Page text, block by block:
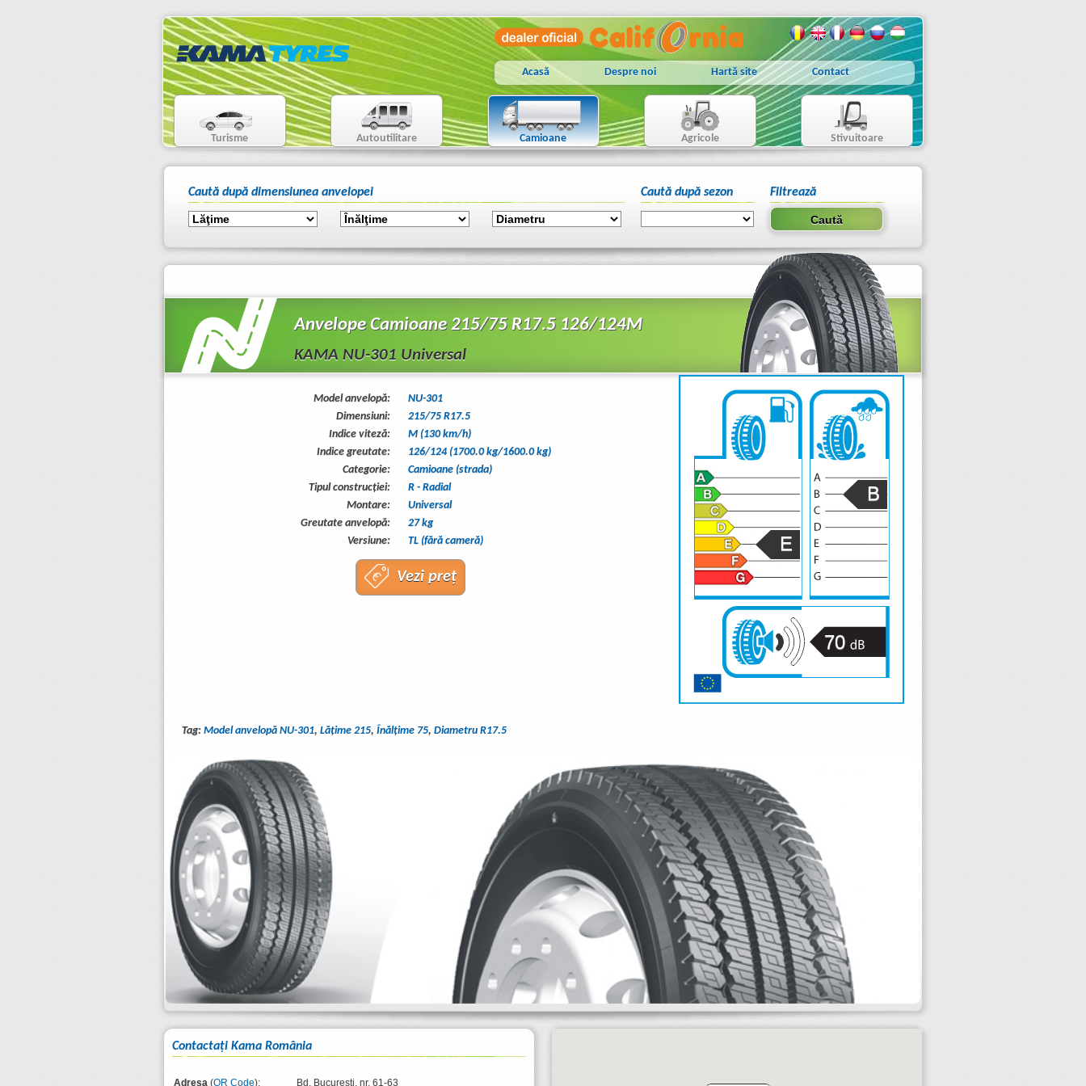
Acasă Despre noi Hartă site Contact
Turisme Autoutilitare Camioane Agricole Stivuitoare
Caută după dimensiunea anvelopei Caută după sezon Filtrează
Anvelope Camioane 215/75 R17.5 126/124M
KAMA NU-301 Universal
Model anvelopă:
NU-301
Dimensiuni:
215/75 R17.5
Indice viteză:
M (130 km/h)
Indice greutate:
126/124 (1700.0 kg/1600.0 kg)
Categorie:
Camioane (strada)
Tipul construcţiei:
R - Radial
Montare:
Universal
Greutate anvelopă:
27 kg
Versiune:
TL (fără cameră)
Vezi preț
E
B
70
Tag: Model anvelopă NU-301, Lăţime 215, Înălţime 75, Diametru R17.5
Contactaţi Kama România
Adresa (QR Code): Bd. București, nr. 61-63